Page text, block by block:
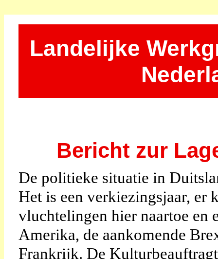
Landelijke
Bericht zur
De politieke situatie in
Het is een verkiezingsjaar, er
vluchtelingen hier naartoe en
Amerika, de aankomende
Frankrijk. De